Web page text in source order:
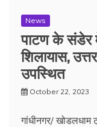
News
पाटण के
शिलायास,
उपस्थित
October 22, 2023
गांधीनगर/ खोडलधाम